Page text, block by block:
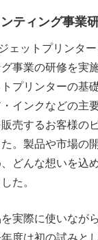
ティング事業
ェットプリンタ
事業の研修を実
プリンターの基
インクなどの主
売するお客様の
。製品や市場の
どんな想いを込
た。
実際に使いなが